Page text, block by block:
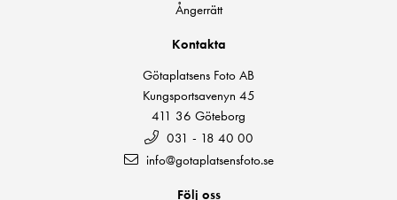
Ångerrätt
Kontakta
Götaplatsens Foto AB
Kungsportsavenyn 45
411 36 Göteborg
031 - 18 40 00
info@gotaplatsensfoto.se
Följ oss